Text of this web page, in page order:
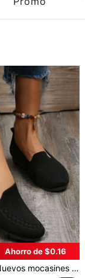
Ahorro de $0.16
mocasines planos informales, cómodos y ligeros con puntera cuadrada, para mujer